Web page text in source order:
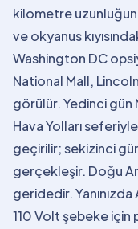
kilometre
ve okyanus
Washington DC
National Mall,
görülür. Yedinci gün
Hava Yolları
geçirilir; sekizinci
gerçekleşir. Doğu
geridedir.
110 Volt şebeke